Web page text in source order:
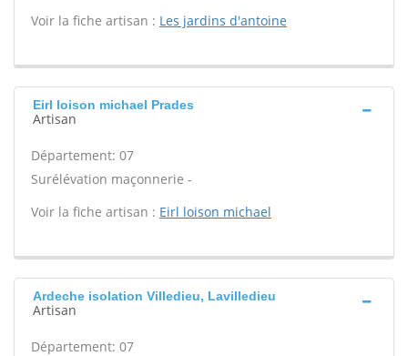
Voir la fiche artisan : Les jardins d'antoine
Eirl loison michael Prades
Artisan
Département: 07
Surélévation maçonnerie -
Voir la fiche artisan : Eirl loison michael
Ardeche isolation Villedieu, Lavilledieu
Artisan
Département: 07